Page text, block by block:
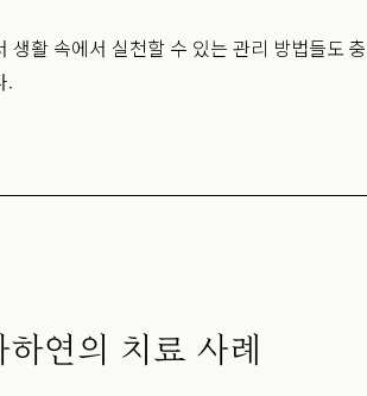
생활 속에서 실천할 수 있는 관리 방법들도 충
.
하연의 치료 사례